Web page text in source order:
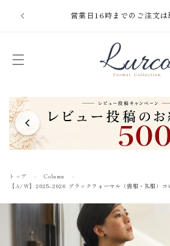
ンツに【重要】サイトリニューアルに伴う
について
トップ
Column
【A/W】2025-2026 ブラックフォーマル（喪服・礼服）